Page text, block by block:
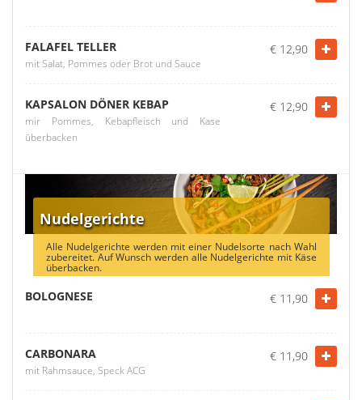
FALAFEL TELLER
mit Salat, Pommes oder Brot und Sauce
€ 12,90
KAPSALON DÖNER KEBAP
mir Pommes, Kebapfleisch und Kase
überbacken
€ 12,90
Nudelgerichte
Alle Nudelgerichte werden mit einer Nudelsorte nach Wahl
zubereitet. Auf Wunsch werden alle Nudelgerichte mit Käse
überbacken.
BOLOGNESE € 11,90
CARBONARA
mit Rahmsauce, Speck ACG
€ 11,90